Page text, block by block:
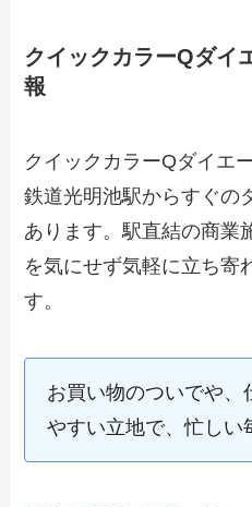
クイックカラーQダイ
報
クイックカラーQダイエ
鉄道光明池駅からすぐの
あります。駅直結の商業
を気にせず気軽に立ち寄
す。
お買い物のついでや、
やすい立地で、忙しい